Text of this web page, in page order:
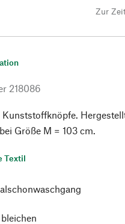
Zur
218086
Kunststoffknöpfe.
Größe M = 103 cm.
Textil